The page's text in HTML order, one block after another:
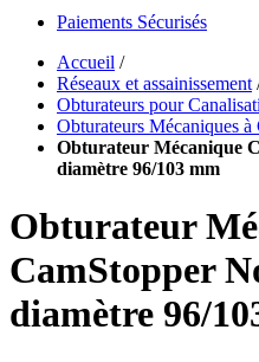
Paiements Sécurisés
Accueil /
Réseaux et assainissement
Obturateurs pour
Obturateurs Mécaniques à
Obturateur Mécanique
diamètre 96/103 mm
Obturateur
CamStopper
diamètre 96/